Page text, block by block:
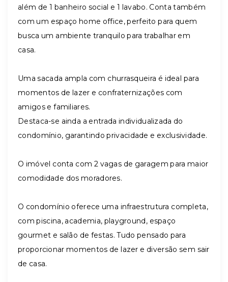
além de 1 banheiro social e 1 lavabo. Conta também
com um espaço home office, perfeito para quem
busca um ambiente tranquilo para trabalhar em
casa.
Uma sacada ampla com churrasqueira é ideal para
momentos de lazer e confraternizações com
amigos e familiares.
Destaca-se ainda a entrada individualizada do
condomínio, garantindo privacidade e exclusividade.
O imóvel conta com 2 vagas de garagem para maior
comodidade dos moradores.
O condomínio oferece uma infraestrutura completa,
com piscina, academia, playground, espaço
gourmet e salão de festas. Tudo pensado para
proporcionar momentos de lazer e diversão sem sair
de casa.